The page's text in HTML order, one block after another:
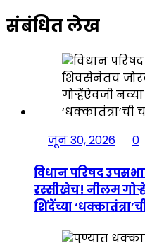
संबंधित लेख
जून 30, 2026
0
विधान परिषद
रस्सीखेच! नीलम
शिंदेंच्या